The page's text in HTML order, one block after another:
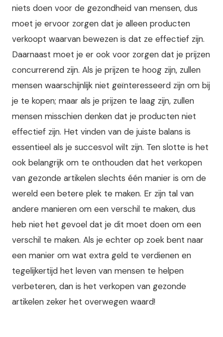
niets doen voor de gezondheid van mensen, dus
moet je ervoor zorgen dat je alleen producten
verkoopt waarvan bewezen is dat ze effectief zijn.
Daarnaast moet je er ook voor zorgen dat je prijzen
concurrerend zijn. Als je prijzen te hoog zijn, zullen
mensen waarschijnlijk niet geïnteresseerd zijn om bij
je te kopen; maar als je prijzen te laag zijn, zullen
mensen misschien denken dat je producten niet
effectief zijn. Het vinden van de juiste balans is
essentieel als je succesvol wilt zijn. Ten slotte is het
ook belangrijk om te onthouden dat het verkopen
van gezonde artikelen slechts één manier is om de
wereld een betere plek te maken. Er zijn tal van
andere manieren om een verschil te maken, dus
heb niet het gevoel dat je dit moet doen om een
verschil te maken. Als je echter op zoek bent naar
een manier om wat extra geld te verdienen en
tegelijkertijd het leven van mensen te helpen
verbeteren, dan is het verkopen van gezonde
artikelen zeker het overwegen waard!